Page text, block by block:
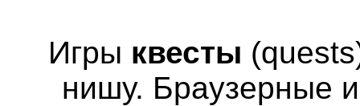
Игры квесты
нишу. Браузерные